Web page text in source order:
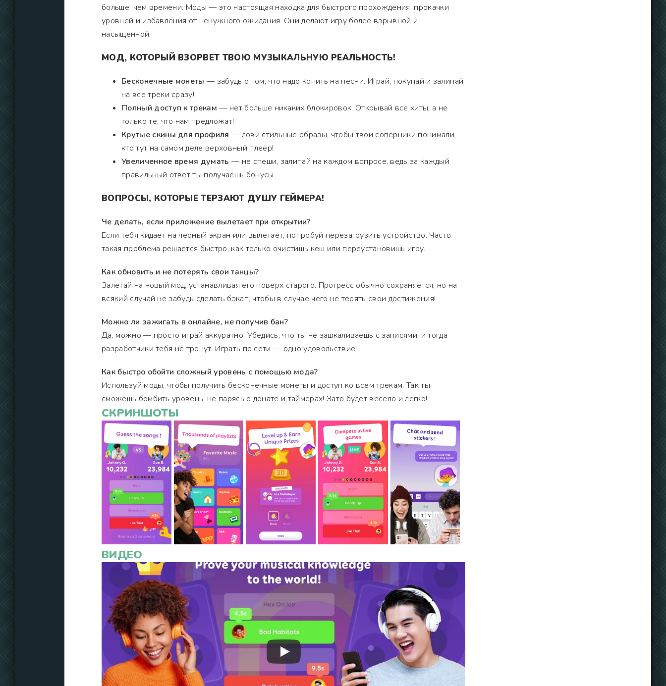
больше, чем времени. Моды — это настоящая находка для быстрого прохождения, прокачки
уровней и избавления от ненужного ожидания. Они делают игру более взрывной и
насыщенной.
МОД, КОТОРЫЙ ВЗОРВЕТ ТВОЮ МУЗЫКАЛЬНУЮ РЕАЛЬНОСТЬ!
Бесконечные монеты — забудь о том, что надо копить на песни. Играй, покупай и залипай
на все треки сразу!
Полный доступ к трекам — нет больше никаких блокировок. Открывай все хиты, а не
только те, что нам предложат!
Крутые скины для профиля — лови стильные образы, чтобы твои соперники понимали,
кто тут на самом деле верховный плеер!
Увеличенное время думать — не спеши, залипай на каждом вопросе, ведь за каждый
правильный ответ ты получаешь бонусы.
ВОПРОСЫ, КОТОРЫЕ ТЕРЗАЮТ ДУШУ ГЕЙМЕРА!
Че делать, если приложение вылетает при открытии?
Если тебя кидает на черный экран или вылетает, попробуй перезагрузить устройство. Часто
такая проблема решается быстро, как только очистишь кеш или переустановишь игру.
Как обновить и не потерять свои танцы?
Залетай на новый мод, устанавливая его поверх старого. Прогресс обычно сохраняется, но на
всякий случай не забудь сделать бэкап, чтобы в случае чего не терять свои достижения!
Можно ли зажигать в онлайне, не получив бан?
Да, можно — просто играй аккуратно. Убедись, что ты не зашкаливаешь с записями, и тогда
разработчики тебя не тронут. Играть по сети — одно удовольствие!
Как быстро обойти сложный уровень с помощью мода?
Используй моды, чтобы получить бесконечные монеты и доступ ко всем трекам. Так ты
сможешь бомбить уровень, не парясь о донате и таймерах! Зато будет весело и легко!
СКРИНШОТЫ
ВИДЕО